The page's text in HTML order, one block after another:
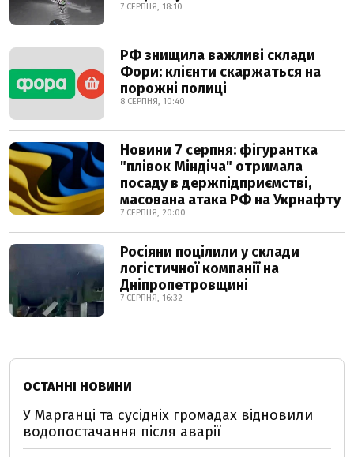
7 СЕРПНЯ, 18:10
РФ знищила важливі склади
Фори: клієнти скаржаться на
порожні полиці
8 СЕРПНЯ, 10:40
Новини 7 серпня: фігурантка
"плівок Міндіча" отримала
посаду в держпідприємстві,
масована атака РФ на Укрнафту
7 СЕРПНЯ, 20:00
Росіяни поцілили у склади
логістичної компанії на
Дніпропетровщині
7 СЕРПНЯ, 16:32
ОСТАННІ НОВИНИ
У Марганці та сусідніх громадах відновили
водопостачання після аварії